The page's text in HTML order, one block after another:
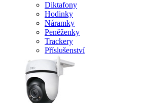
Diktafony
Hodinky
Náramky
Peněženky
Trackery
Příslušenství